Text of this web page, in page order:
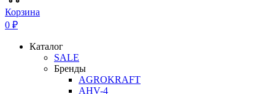
Корзина
0 ₽
Каталог
SALE
Бренды
AGROKRAFT
AHV-4